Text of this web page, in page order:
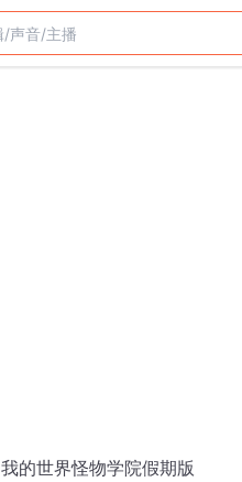
我的世界怪物学院假期版